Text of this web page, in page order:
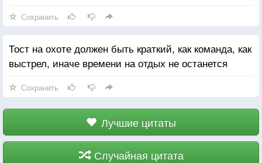
Сохранить
Тост на охоте должен быть краткий, как команда, как
выстрел, иначе времени на отдых не останется
Сохранить
Лучшие цитаты
Случайная цитата